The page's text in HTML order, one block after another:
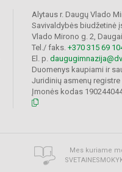
Alytaus r. Daugų Vlado
Savivaldybės biudžetinė
Vlado Mirono g. 2,
Tel./ faks. +370 315 69
El. p.
Duomenys kaupiami ir
Juridinių asmenų registre
Įmonės kodas
Mes kuriame